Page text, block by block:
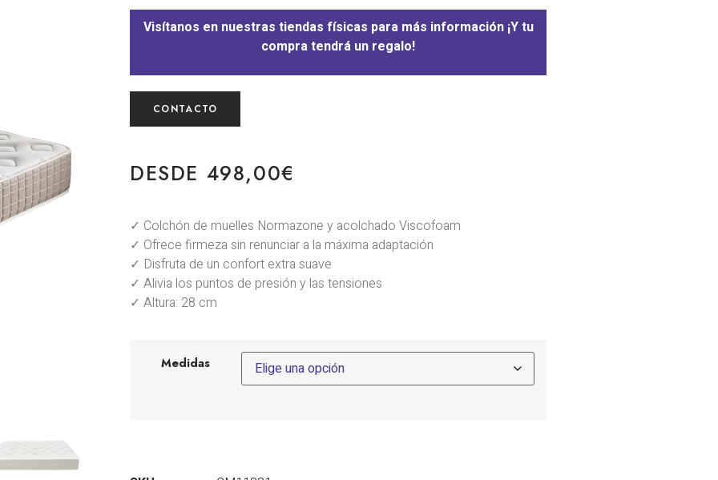
Visítanos en nuestras tiendas físicas para más información ¡Y tu
compra tendrá un regalo!
CONTACTO
DESDE 498,00€
✓ Colchón de muelles Normazone y acolchado Viscofoam
✓ Ofrece firmeza sin renunciar a la máxima adaptación
✓ Disfruta de un confort extra suave
✓ Alivia los puntos de presión y las tensiones
✓ Altura: 28 cm
Medidas